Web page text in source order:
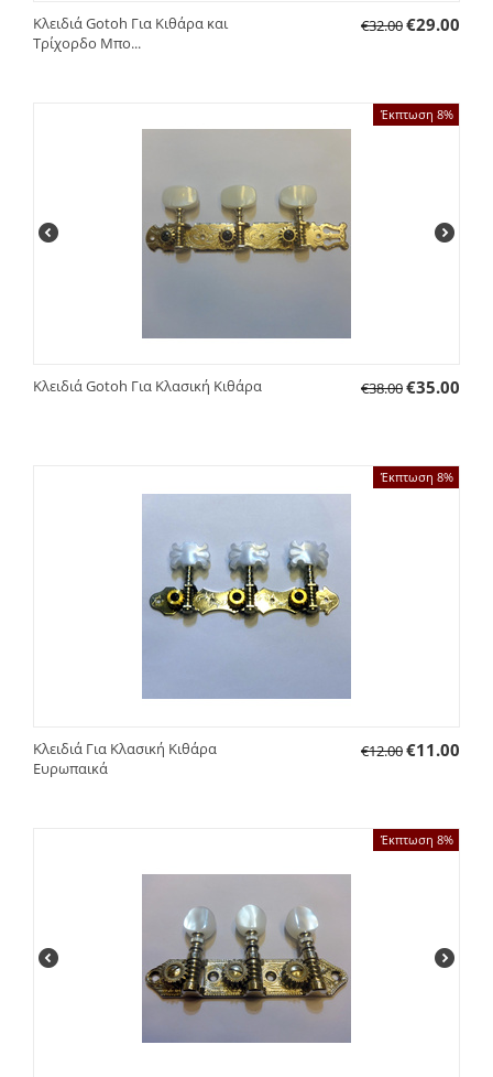
Κλειδιά Gotoh Για Κιθάρα και
Τρίχορδο Μπο...
€32.00€29.00
Έκπτωση 8%
Κλειδιά Gotoh Για Κλασική Κιθάρα €38.00€35.00
Έκπτωση 8%
Κλειδιά Για Κλασική Κιθάρα
Ευρωπαικά
€12.00€11.00
Έκπτωση 8%